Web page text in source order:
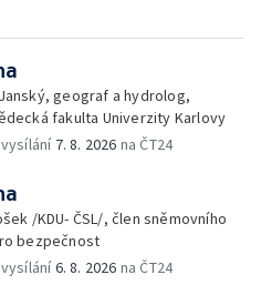
geograf a hydrolog,
fakulta Univerzity Karlovy
7. 8. 2026 na ČT24
/KDU- ČSL/, člen sněmovního
bezpečnost
6. 8. 2026 na ČT24